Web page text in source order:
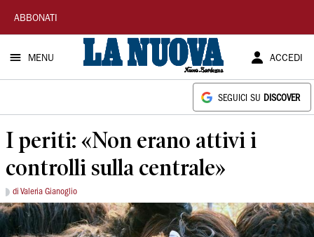
La
Nuova
Sardegna
ABBONATI
MENU ACCEDI
SEGUICI SU DISCOVER
I periti: «Non erano attivi i
controlli sulla centrale»
di Valeria Gianoglio